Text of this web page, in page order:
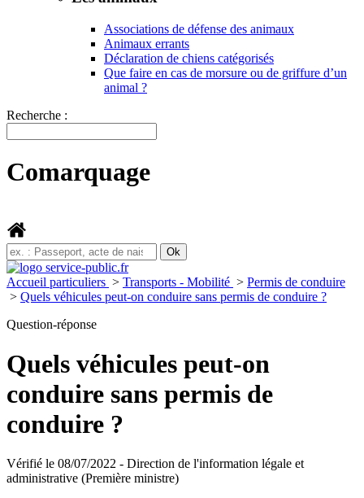
Associations de défense des animaux
Animaux errants
Déclaration de chiens catégorisés
Que faire en cas de morsure ou de griffure d’un
animal ?
Recherche :
Comarquage
Accueil particuliers > Transports - Mobilité > Permis de conduire
> Quels véhicules peut-on conduire sans permis de conduire ?
Question-réponse
Quels véhicules peut-on
conduire sans permis de
conduire ?
Vérifié le 08/07/2022 - Direction de l'information légale et
administrative (Première ministre)